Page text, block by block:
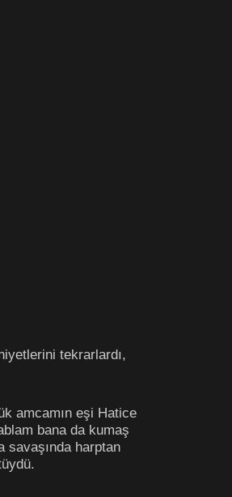
tekrarlardı,
amcamın eşi Hatice
bana da kumaş
harptan